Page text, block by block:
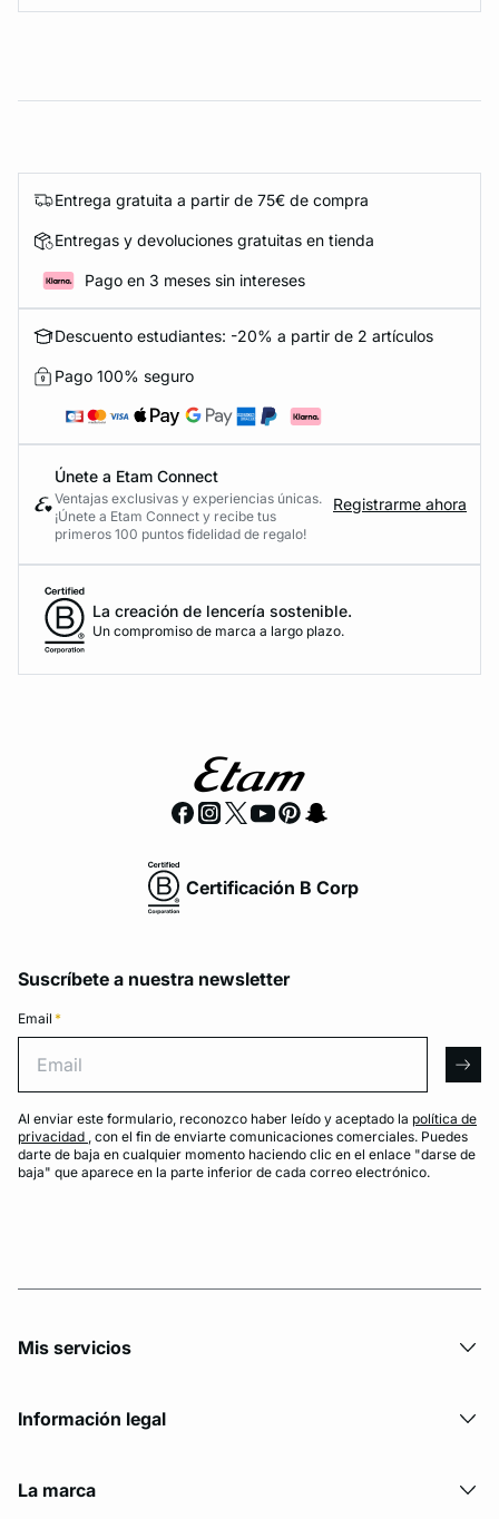
Entrega gratuita a partir de 75€ de compra
Entregas y devoluciones gratuitas en tienda
Pago en 3 meses sin intereses
Descuento estudiantes: -20% a partir de 2 artículos
Pago 100% seguro
Únete a Etam Connect
Ventajas exclusivas y experiencias únicas.
¡Únete a Etam Connect y recibe tus
primeros 100 puntos fidelidad de regalo!
Registrarme ahora
La creación de lencería sostenible.
Un compromiso de marca a largo plazo.
Certificación B Corp
Suscríbete a nuestra newsletter
Email *
Al enviar este formulario, reconozco haber leído y aceptado la política de
privacidad , con el fin de enviarte comunicaciones comerciales. Puedes
darte de baja en cualquier momento haciendo clic en el enlace "darse de
baja" que aparece en la parte inferior de cada correo electrónico.
Mis servicios
Información legal
La marca